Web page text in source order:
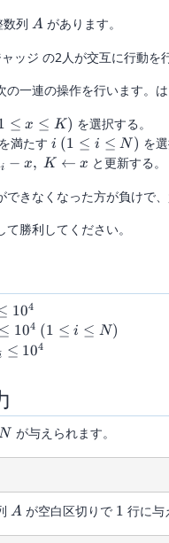
数列 A
Aがあります。
ッジ の2人が交互に行動を
の一連の操作を行います。
≤ x ≤ K) を選択する。
を満たすi \
(1
i
N)
i (1 ≤ i ≤ N ) を
i − x, K ← x と更新する。
できなくなった方が負けで
勝利してください。
104
≤ 104 (1 ≤ i ≤ N)
≤ 104
が与えられます。
A
A が空白区切りで 1
1 行に与